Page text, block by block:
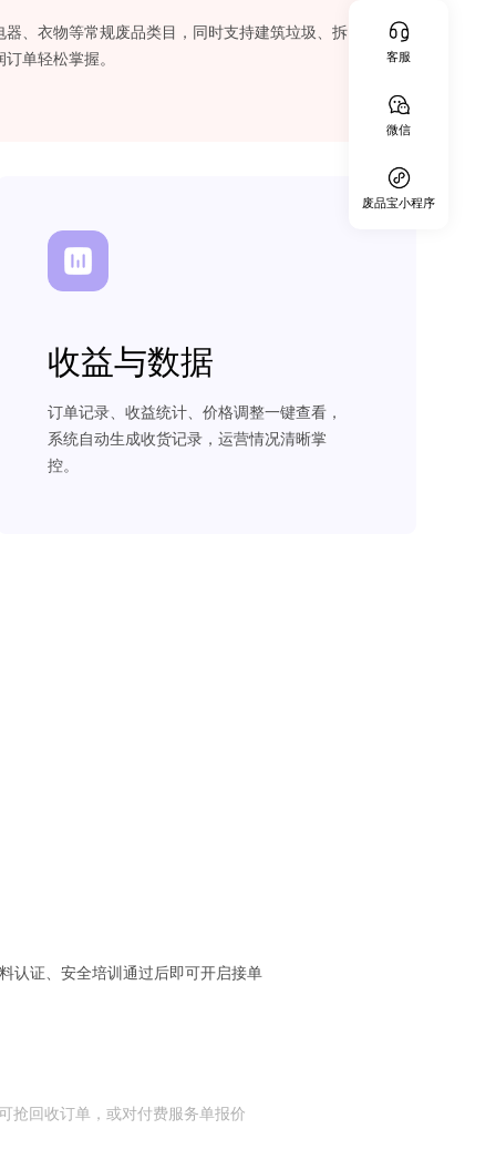
、衣物等常规废品类目，同时支持建筑垃圾、拆
单轻松掌握。
收益与数据
订单记录、收益统计、价格调整一键查看，
系统自动生成收货记录，运营情况清晰掌
控。
认证、安全培训通过后即可开启接单
抢回收订单，或对付费服务单报价
客服
微信
废品宝小程序